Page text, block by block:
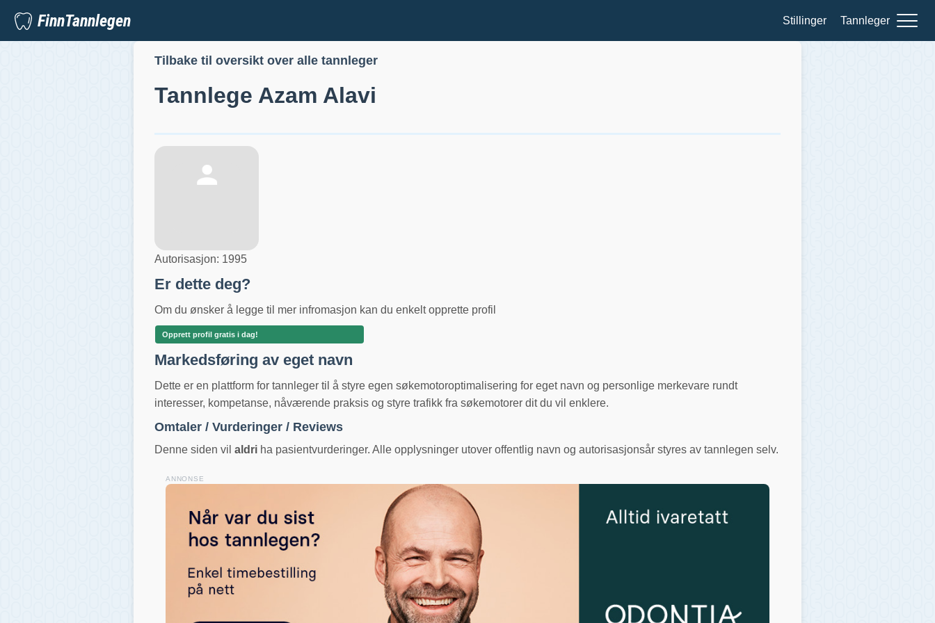
FinnTannlegen Stillinger Tannleger
Tilbake til oversikt over alle tannleger
Tannlege Azam Alavi
Autorisasjon: 1995
Er dette deg?
Om du ønsker å legge til mer infromasjon kan du enkelt opprette profil
Opprett profil gratis i dag!
Markedsføring av eget navn
Dette er en plattform for tannleger til å styre egen søkemotoroptimalisering for eget navn og personlige merkevare rundt
interesser, kompetanse, nåværende praksis og styre trafikk fra søkemotorer dit du vil enklere.
Omtaler / Vurderinger / Reviews
Denne siden vil aldri ha pasientvurderinger. Alle opplysninger utover offentlig navn og autorisasjonsår styres av tannlegen selv.
ANNONSE